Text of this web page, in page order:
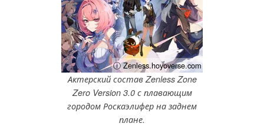
ⓘ Zenless.hoyoverse.com
Актерский состав Zenless Zone
Zero Version 3.0 с плавающим
городом Роскаэлифер на заднем
плане.